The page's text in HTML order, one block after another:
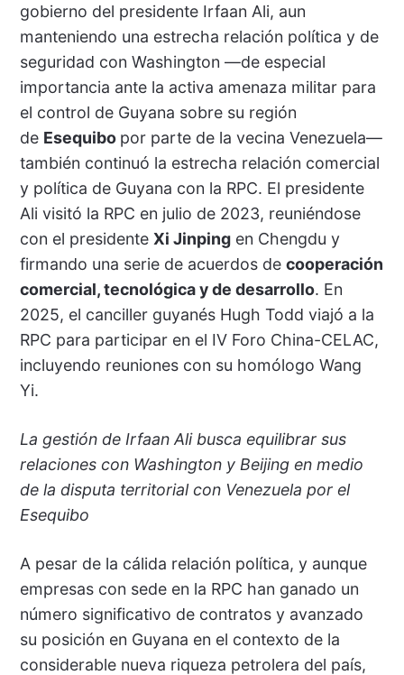
gobierno del presidente Irfaan Ali, aun
manteniendo una estrecha relación política y de
seguridad con Washington —de especial
importancia ante la activa amenaza militar para
el control de Guyana sobre su región
de Esequibo por parte de la vecina Venezuela—
también continuó la estrecha relación comercial
y política de Guyana con la RPC. El presidente
Ali visitó la RPC en julio de 2023, reuniéndose
con el presidente Xi Jinpingen Chengdu y
firmando una serie de acuerdos de cooperación
comercial, tecnológica y de desarrollo. En
2025, el canciller guyanés Hugh Todd viajó a la
RPC para participar en el IV Foro China-CELAC,
incluyendo reuniones con su homólogo Wang
Yi.
La gestión de Irfaan Ali busca equilibrar sus
relaciones con Washington y Beijing en medio
de la disputa territorial con Venezuela por el
Esequibo
A pesar de la cálida relación política, y aunque
empresas con sede en la RPC han ganado un
número significativo de contratos y avanzado
su posición en Guyana en el contexto de la
considerable nueva riqueza petrolera del país,